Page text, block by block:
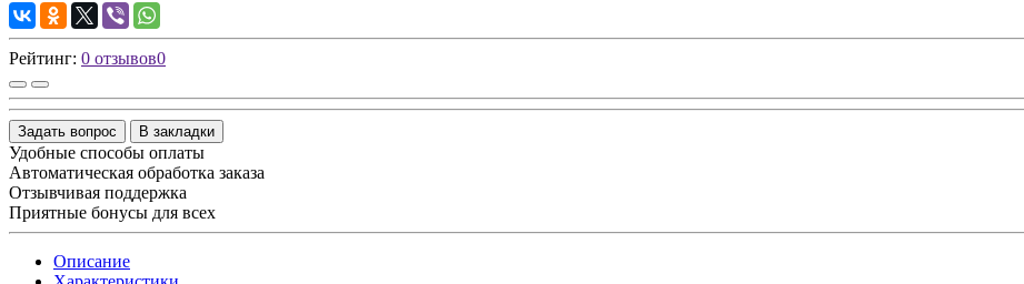
Рейтинг: 0 отзывов0
Задать вопрос В закладки
Удобные способы оплаты
Автоматическая обработка заказа
Отзывчивая поддержка
Приятные бонусы для всех
Описание